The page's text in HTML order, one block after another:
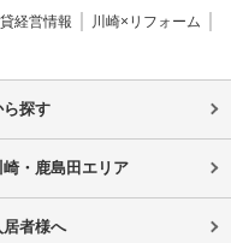
経営情報
川崎×リフォーム
ら探す
崎・鹿島田エリア
居者様へ